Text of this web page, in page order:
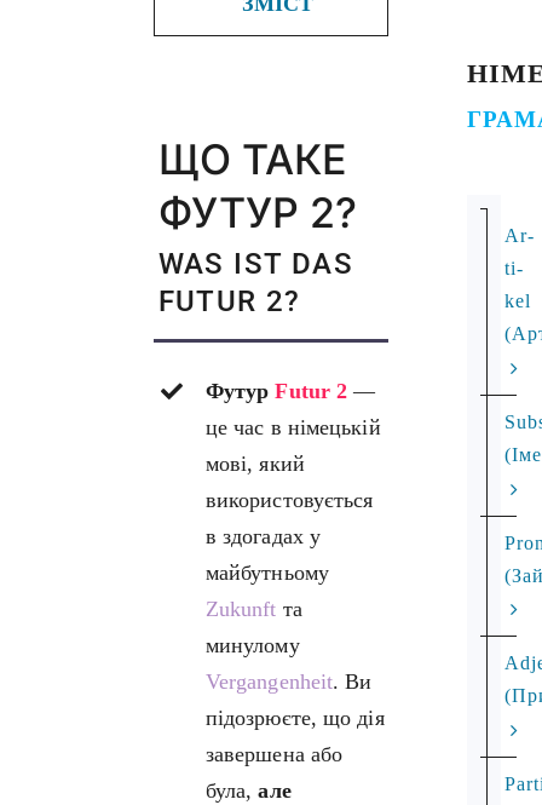
ЩО ТАКЕ
ФУТУР 2?
WAS IST DAS
FUTUR 2?
ФутурFutur 2 —
це час в німецькій
мові, який
використовується
в здогадах у
майбутньому
Zukunft та
минулому
Vergangenheit. Ви
підозрюєте, що дія
завершена або
була,але
Ar­
ti­
kel